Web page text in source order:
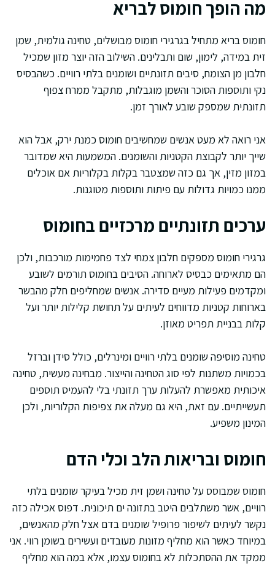
מה הופך חומוס לבריא
חומוס בריא מתחיל בגרגירי חומוס מבושלים, טחינה גולמית, שמן
זית במידה, לימון, שום ותבלינים. השילוב הזה יוצר מזון שמכיל
חלבון מן הצומח, סיבים תזונתיים ושומנים בלתי רוויים. כשהבסיס
נקי ותוספות הסוכר והשמן מוגבלות, מתקבל ממרח צפוף
תזונתית שמספק שובע לאורך זמן.
אני רואה לא מעט אנשים שמחשיבים חומוס כמנת ירק, אבל הוא
שייך יותר לקבוצת הקטניות והשומנים. המשמעות היא שמדובר
במזון מזין, אך גם כזה שמצטבר בקלות בקלוריות אם אוכלים
ממנו כמויות גדולות עם פיתות ותוספות מטוגנות.
ערכים תזונתיים מרכזיים בחומוס
גרגירי חומוס מספקים חלבון צמחי לצד פחמימות מורכבות, ולכן
הם מתאימים כבסיס לארוחה. הסיבים בחומוס תורמים לשובע
ומקדמים פעילות מעיים סדירה. אנשים שמחליפים חלק מהבשר
בארוחות קטניות מדווחים לעיתים על תחושת קלילות יותר ועל
קלות בבניית תפריט מאוזן.
טחינה מוסיפה שומנים בלתי רוויים ומינרלים, כולל סידן וברזל
בכמויות משתנות לפי סוג הטחינה והייצור. מבחינה מעשית, טחינה
איכותית מאפשרת להעלות ערך תזונתי בלי להעמיס תוספים
תעשייתיים. עם זאת, היא גם מעלה את צפיפות הקלוריות, ולכן
המינון משפיע.
חומוס ובריאות הלב וכלי הדם
חומוס שמבוסס על טחינה ושמן זית מכיל בעיקר שומנים בלתי
רוויים, אשר משתלבים היטב בתזונה ים תיכונית. דפוס אכילה כזה
נקשר לעיתים לשיפור פרופיל שומנים בדם אצל חלק מהאנשים,
במיוחד כאשר הוא מחליף מזונות מעובדים ועשירים בשומן רווי. אני
ממקד את ההסתכלות לא בחומוס עצמו, אלא במה הוא מחליף